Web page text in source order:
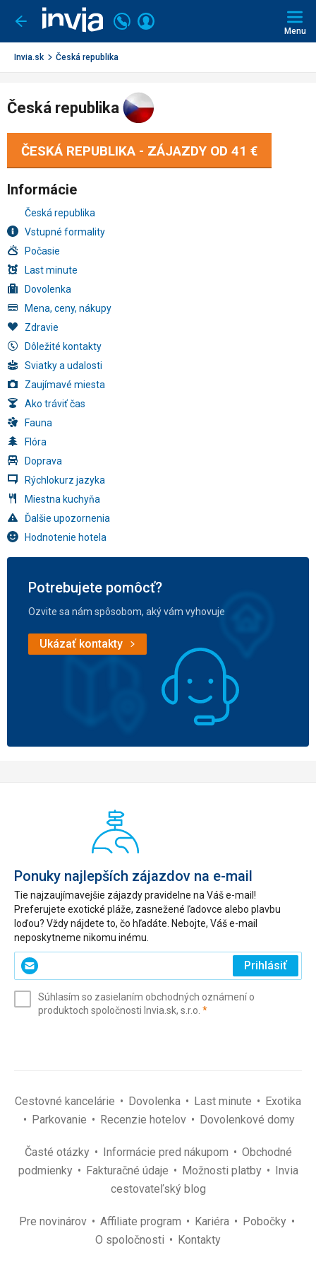
Ísť
späť
Volajte
+421
2
Prihlásiť
Menu
Invia.sk Česká republika
Česká republika
ČESKÁ REPUBLIKA - ZÁJAZDY OD 41 €
Informácie
Česká republika
Vstupné formality
Počasie
Last minute
Dovolenka
Mena, ceny, nákupy
Zdravie
Dôležité kontakty
Sviatky a udalosti
Zaujímavé miesta
Ako tráviť čas
Fauna
Flóra
Doprava
Rýchlokurz jazyka
Miestna kuchyňa
Ďalšie upozornenia
Hodnotenie hotela
Potrebujete pomôcť?
Ozvite sa nám spôsobom, aký vám vyhovuje
Ukázať kontakty
Ponuky najlepších zájazdov na e-mail
Tie najzaujímavejšie zájazdy pravidelne na Váš e-mail!
Preferujete exotické pláže, zasnežené ľadovce alebo plavbu
loďou? Vždy nájdete to, čo hľadáte. Nebojte, Váš e-mail
neposkytneme nikomu inému.
Zadajte
svoj
(povinné)
Prihlásiť
Súhlasím so zasielaním obchodných oznámení o
produktoch spoločnosti Invia.sk, s.r.o. *(povinné)
Cestovné kancelárie Dovolenka Last minute
Exotika
Parkovanie
Recenzie hotelov Dovolenkové domy
Časté otázky Informácie pred nákupom
Obchodné
podmienky
Fakturačné údaje Možnosti platby
Invia
cestovateľský blog
Pre novinárov Affiliate program Kariéra
Pobočky
O spoločnosti
Kontakty